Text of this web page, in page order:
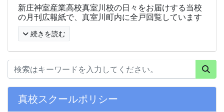
新庄神室産業高校真室川校の日々をお届けする当校
の月刊広報紙で、真室川町内に全戸回覧しています
続きを読む
真校スクールポリシー